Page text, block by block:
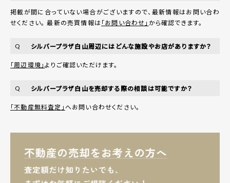
掲載が間に合っていない場合がございますので、最新情報はお問い合わ
せください。 最新の売買情報は「お問い合わせ」 から確認できます。
Q シルバープラザ白山周辺にはどんな施設やお店がありますか？
「周辺環境」よりご確認いただけます。
Q シルバープラザ白山を売却する際の相談は可能ですか？
「不動産無料査定」へお問い合わせください。